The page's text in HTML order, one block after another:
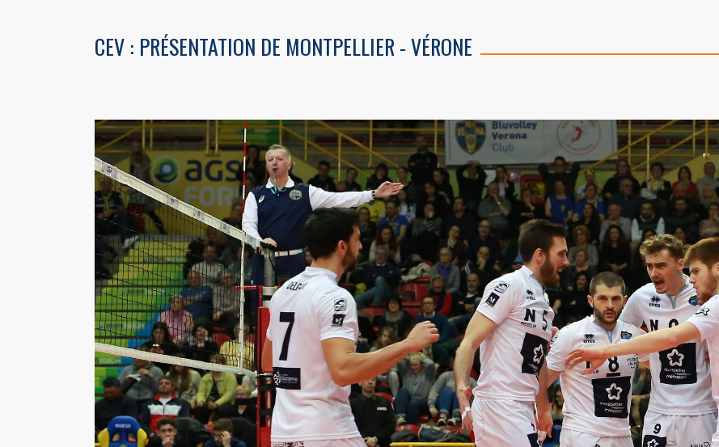
CEV : PRÉSENTATION DE MONTPELLIER - VÉRONE